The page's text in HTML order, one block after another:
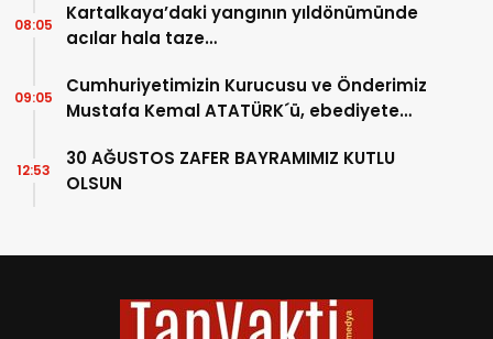
Kartalkaya’daki yangının yıldönümünde
acılar hala taze…
08:05
Cumhuriyetimizin Kurucusu ve Önderimiz
Mustafa Kemal ATATÜRK´ü, ebediyete
09:05
30 AĞUSTOS ZAFER BAYRAMIMIZ KUTLU
OLSUN
12:53